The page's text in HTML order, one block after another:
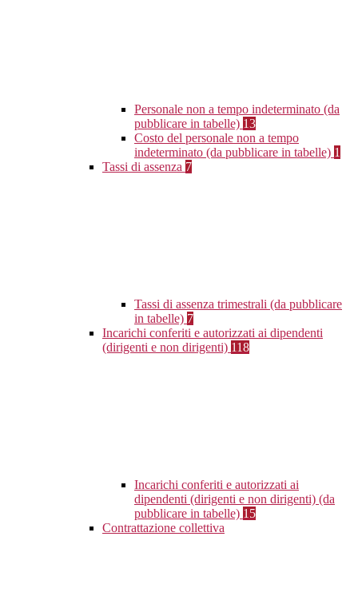
Personale non a tempo indeterminato (da
pubblicare in tabelle) 13
Costo del personale non a tempo
indeterminato (da pubblicare in tabelle) 1
Tassi di assenza 7
Tassi di assenza trimestrali (da pubblicare
in tabelle) 7
Incarichi conferiti e autorizzati ai dipendenti
(dirigenti e non dirigenti) 118
Incarichi conferiti e autorizzati ai
dipendenti (dirigenti e non dirigenti) (da
pubblicare in tabelle) 15
Contrattazione collettiva